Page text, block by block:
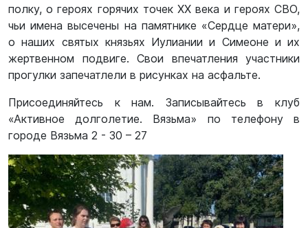
полку, о героях горячих точек ХХ века и героях СВО,
чьи имена высечены на памятнике «Сердце матери»,
о наших святых князьях Иулиании и Симеоне и их
жертвенном подвиге. Свои впечатления участники
прогулки запечатлели в рисунках на асфальте.
Присоединяйтесь к нам. Записывайтесь в клуб
«Активное долголетие. Вязьма» по телефону в
городе Вязьма 2 - 30 – 27